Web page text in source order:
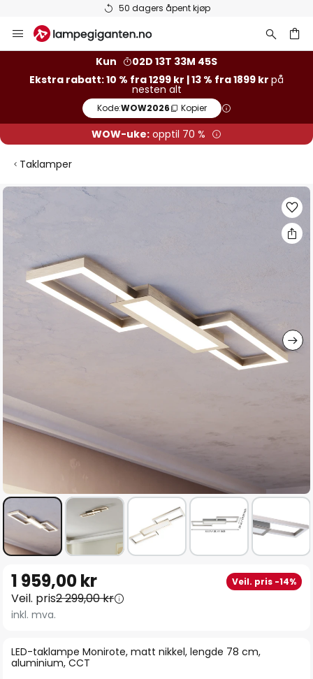
Hopp
til
Kun
02D 13T 33M 44S
Ekstra rabatt: 10 % fra 1299 kr | 13 % fra 1899 kr på
nesten alt
Kode:WOW2026 Kopier
WOW-uke: opptil 70 %
Taklamper
Gå
bildegalleri
begynnelsen
av
LED-taklampe Monirote, matt nikkel, lengde 78 cm,
aluminium, CCT
1 959,00 kr Veil. pris -14%
Veil. pris2 299,00 kr
inkl. mva.